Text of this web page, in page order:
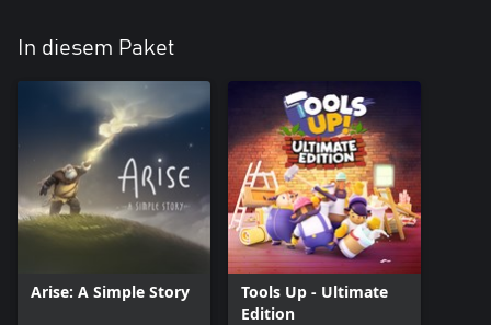
In diesem Paket
Arise: A Simple Story
Tools Up - Ultimate
Edition